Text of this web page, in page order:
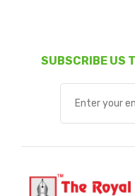
SUBSCRIBE US